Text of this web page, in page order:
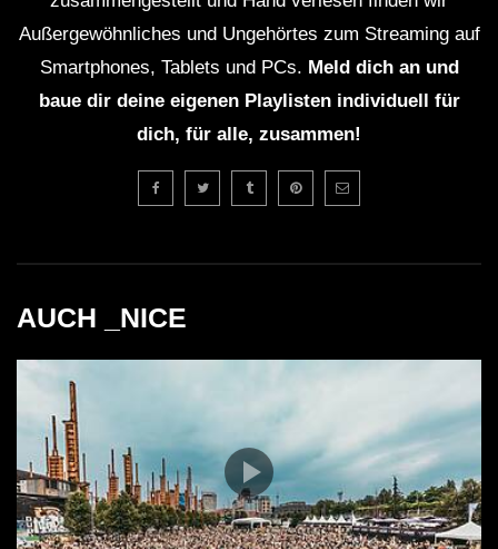
Außergewöhnliches und Ungehörtes zum Streaming auf
Smartphones, Tablets und PCs. Meld dich an und
baue dir deine eigenen Playlisten individuell für
dich, für alle, zusammen!
AUCH _NICE